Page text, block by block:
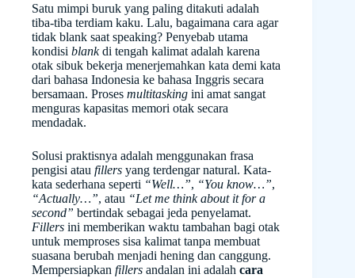
Satu mimpi buruk yang paling ditakuti adalah
tiba-tiba terdiam kaku. Lalu, bagaimana cara agar
tidak blank saat speaking? Penyebab utama
kondisi blankdi tengah kalimat adalah karena
otak sibuk bekerja menerjemahkan kata demi kata
dari bahasa Indonesia ke bahasa Inggris secara
bersamaan. Proses multitasking ini amat sangat
menguras kapasitas memori otak secara
mendadak.
Solusi praktisnya adalah menggunakan frasa
pengisi atau fillers yang terdengar natural. Kata-
kata sederhana seperti “Well…”, “You know…”,
“Actually…”, atau “Let me think about it for a
second” bertindak sebagai jeda penyelamat.
Fillers ini memberikan waktu tambahan bagi otak
untuk memproses sisa kalimat tanpa membuat
suasana berubah menjadi hening dan canggung.
Mempersiapkan fillers andalan ini adalah cara